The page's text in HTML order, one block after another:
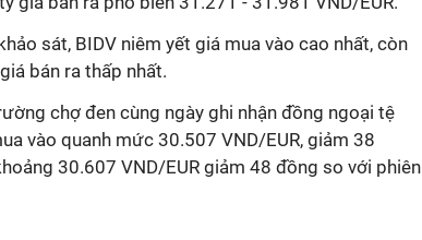
sát, BIDV niêm yết giá mua vào cao nhất, còn
bán ra thấp nhất.
chợ đen cùng ngày ghi nhận đồng ngoại tệ
vào quanh mức 30.507 VND/EUR, giảm 38
30.607 VND/EUR giảm 48 đồng so với phiên